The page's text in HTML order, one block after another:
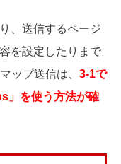
、送信するページ
を設定したりまで
ップ送信は、 3-1で
」を使う方法が確